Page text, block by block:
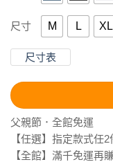
尺寸 M L XL
尺寸表
父親節．全館免運
【任選】指定款式任
【全館】滿千免運再